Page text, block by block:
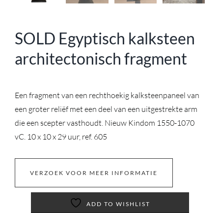
SOLD Egyptisch kalksteen
architectonisch fragment
Een fragment van een rechthoekig kalksteenpaneel van
een groter reliëf met een deel van een uitgestrekte arm
die een scepter vasthoudt. Nieuw Kindom 1550-1070
vC. 10 x 10 x 29 uur, ref. 605
VERZOEK VOOR MEER INFORMATIE
ADD TO WISHLIST